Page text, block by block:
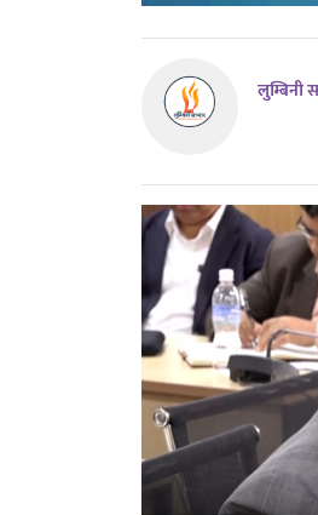
लुम्बिनी